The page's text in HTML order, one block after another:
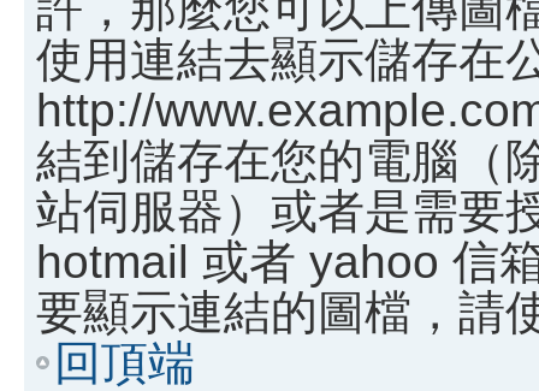
使用連結去顯示儲存在
http://
結到儲存在您的電腦（
站伺服器）或者是需要
hotmail 或者 yahoo 信
要顯示連結的圖檔，請
回頂端